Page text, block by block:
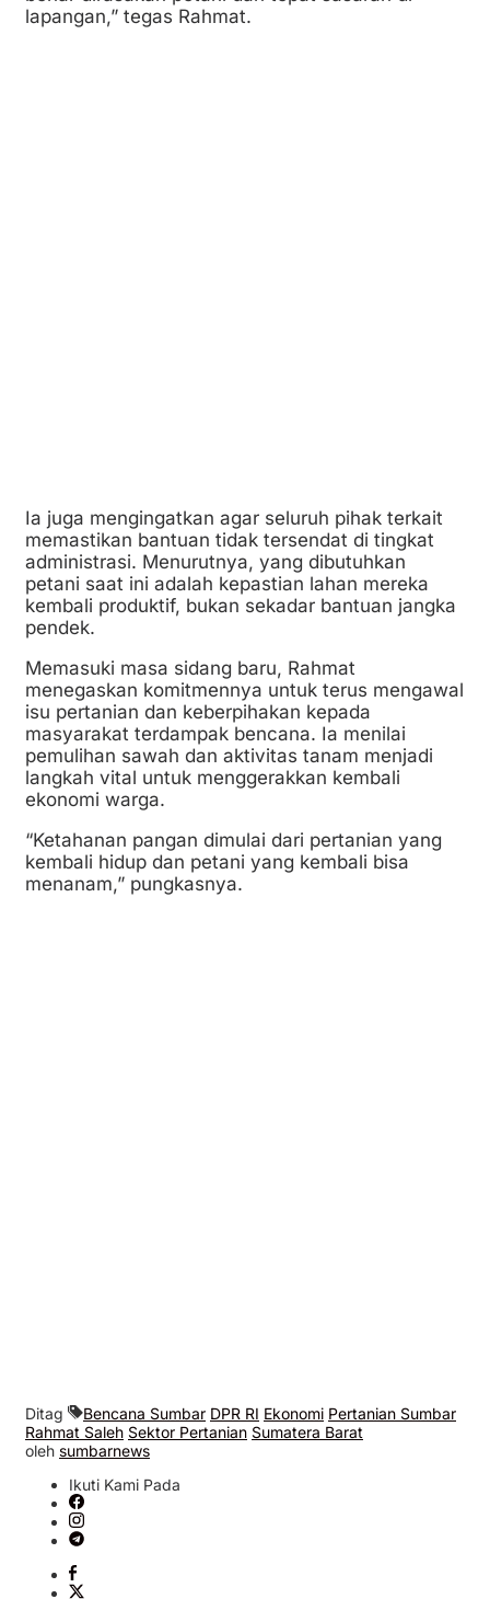
lapangan,” tegas Rahmat.
Ia juga mengingatkan agar seluruh pihak terkait
memastikan bantuan tidak tersendat di tingkat
administrasi. Menurutnya, yang dibutuhkan
petani saat ini adalah kepastian lahan mereka
kembali produktif, bukan sekadar bantuan jangka
pendek.
Memasuki masa sidang baru, Rahmat
menegaskan komitmennya untuk terus mengawal
isu pertanian dan keberpihakan kepada
masyarakat terdampak bencana. Ia menilai
pemulihan sawah dan aktivitas tanam menjadi
langkah vital untuk menggerakkan kembali
ekonomi warga.
“Ketahanan pangan dimulai dari pertanian yang
kembali hidup dan petani yang kembali bisa
menanam,” pungkasnya.
Ditag Bencana Sumbar DPR RI Ekonomi Pertanian Sumbar
Rahmat Saleh Sektor Pertanian Sumatera Barat
oleh sumbarnews
Ikuti Kami Pada